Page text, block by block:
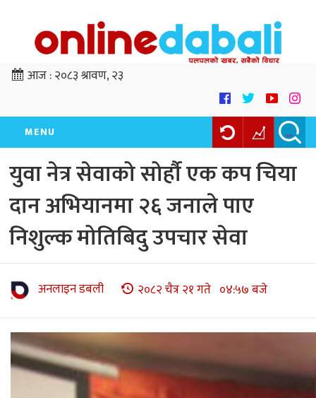
आज :२०८३ श्रावण, २३
MENU
युवा नेत्र सेवाको सोर्हौ एक कप चिया
दान अभियानमा २६ जनाले पाए
निशुल्क मोतिबिदु उपचार सेवा
अनलाइन डबली २०८२ चैत्र २१ गते ०४:५७ बजे